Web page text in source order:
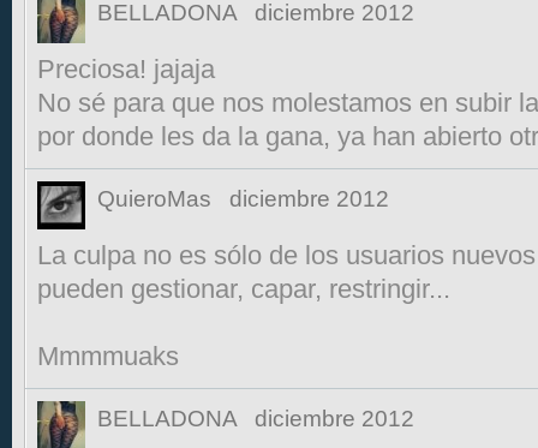
BELLADONA diciembre 2012
Preciosa! jajaja
No sé para que nos molestamos en subir
por donde les da la gana, ya han abierto
QuieroMas diciembre 2012
La culpa no es sólo de los usuarios
pueden gestionar, capar, restringir...
Mmmmuaks
BELLADONA diciembre 2012